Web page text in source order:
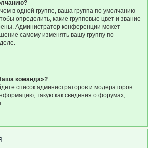
в одной группе, ваша группа по умолчанию
определить, какие групповые цвет и звание
Администратор конференции может
самому изменять вашу группу по
команда»?
список администраторов и модераторов
такую как сведения о форумах,